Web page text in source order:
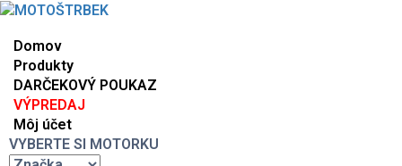
Domov
Produkty
DARČEKOVÝ POUKAZ
VÝPREDAJ
Môj účet
VYBERTE SI MOTORKU